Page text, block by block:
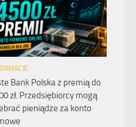
Bank Polska z premią do
zł. Przedsiębiorcy mogą
pieniądze za konto